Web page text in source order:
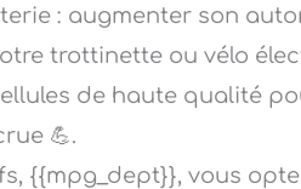
: augmenter son
trottinette ou vélo
de haute qualité
💪.
{{mpg_dept}}, vous